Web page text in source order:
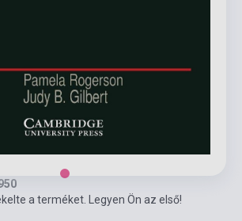
a terméket. Legyen Ön az első!